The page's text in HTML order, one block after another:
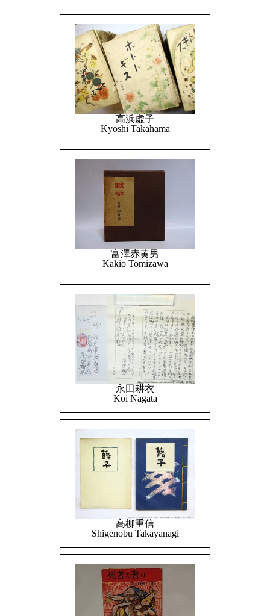
高浜虚子
Kyoshi Takahama
富澤赤黄男
Kakio Tomizawa
永田耕衣
Koi Nagata
高柳重信
Shigenobu Takayanagi